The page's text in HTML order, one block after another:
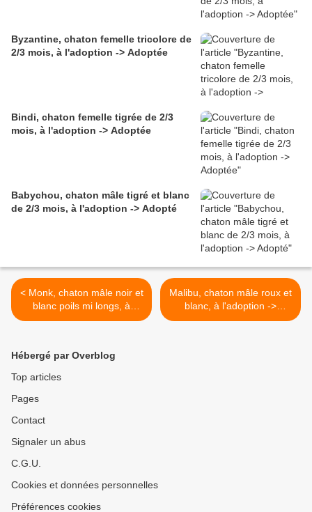
Byzantine, chaton femelle tricolore de
2/3 mois, à l'adoption -> Adoptée
Bindi, chaton femelle tigrée de 2/3
mois, à l'adoption -> Adoptée
Babychou, chaton mâle tigré et blanc
de 2/3 mois, à l'adoption -> Adopté
< Monk, chaton mâle noir et
blanc poils mi longs, à
l'adoption -> adopté
Malibu, chaton mâle roux et
blanc, à l'adoption ->
adopté >
Hébergé par Overblog
Top articles
Pages
Contact
Signaler un abus
C.G.U.
Cookies et données personnelles
Préférences cookies